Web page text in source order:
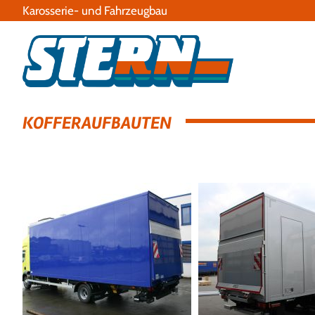
Karosserie- und Fahrzeugbau
KOFFERAUFBAUTEN